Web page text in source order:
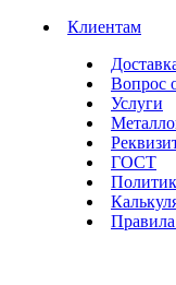
Клиентам
Вопрос
Услуги
ГОСТ
Правила